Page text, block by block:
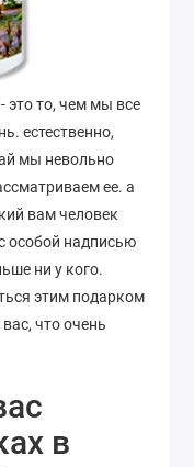
это то, чем мы все
естественно,
мы невольно
ее. а
вам человек
особой надписью
ни у кого.
этим подарком
что очень
в